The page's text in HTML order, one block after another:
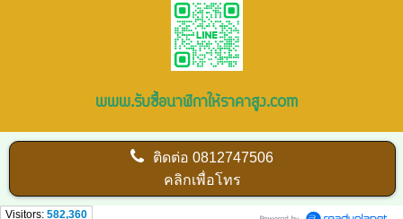
www.รับซื้อนาฬิกาให้ราคาสูง.com
ติดต่อ0812747506
คลิกเพื่อโทร
Visitors: 582,360